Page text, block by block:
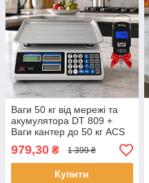
Ваги 50 кг від мережі та
акумулятора DT 809 +
Ваги кантер до 50 кг ACS
WH A08 / Електронні ваги
з дисплеєм та пам'яттю
979,30 ₴ 1 399 ₴
Купити